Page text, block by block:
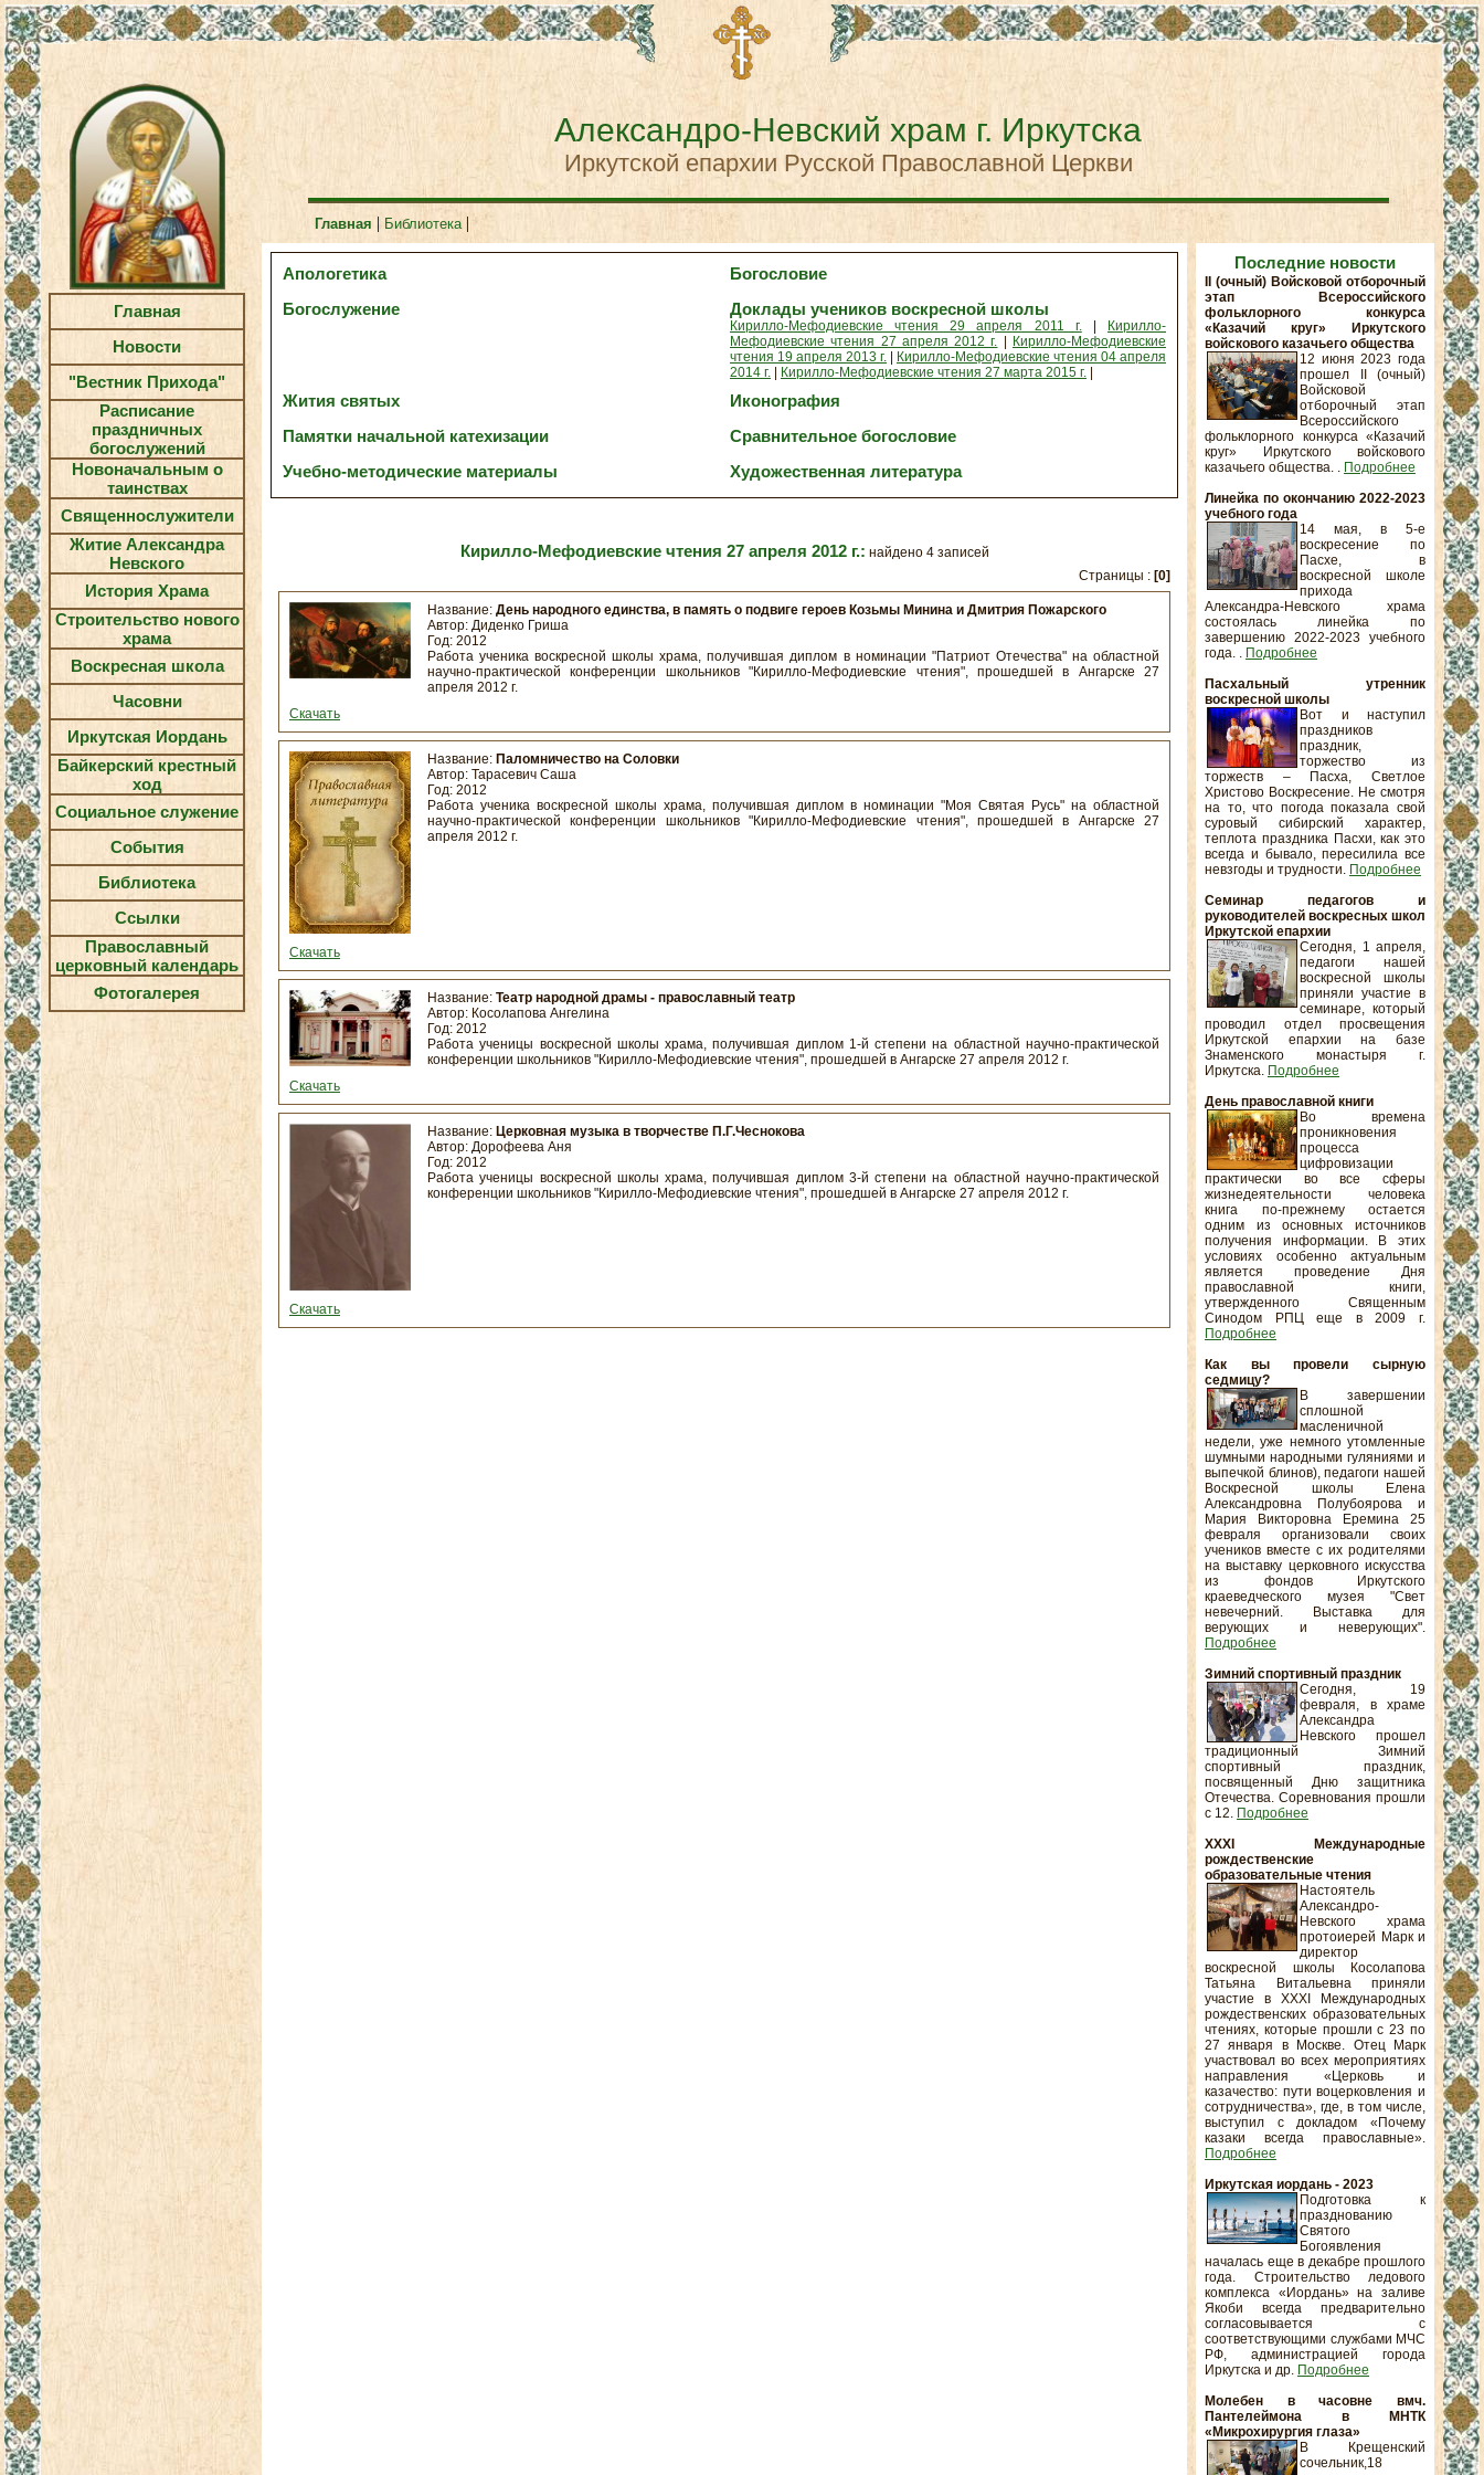
Главная
Новости
"Вестник Прихода"
Расписание
праздничных
богослужений
Новоначальным о
таинствах
Священнослужители
Житие Александра
Невского
История Храма
Строительство нового
храма
Воскресная школа
Часовни
Иркутская Иордань
Байкерский крестный
ход
Социальное служение
События
Библиотека
Ссылки
Православный
церковный календарь
Фотогалерея
Александро-Невский храм г. Иркутска
Иркутской епархии Русской Православной Церкви
Главная | Библиотека |
Апологетика
Богословие
Богослужение
Доклады учеников воскресной школы
Кирилло-Мефодиевские чтения 29 апреля 2011 г.|
Кирилло-
Мефодиевские чтения 27 апреля 2012 г.
Кирилло-Мефодиевские
чтения 19 апреля 2013 г.
Кирилло-Мефодиевские чтения 04 апреля
2014 г.
Кирилло-Мефодиевские чтения 27 марта 2015 г.
Жития святых
Иконография
Памятки начальной катехизации
Сравнительное богословие
Учебно-методические материалы
Художественная литература
Кирилло-Мефодиевские чтения 27 апреля 2012 г.: найдено 4 записей
Страницы : [0]
Название: День народного единства, в память о подвиге героев Козьмы Минина и Дмитрия Пожарского
Автор: Диденко Гриша
Год: 2012
Работа ученика воскресной школы храма, получившая диплом в номинации "Патриот Отечества" на областной
научно-практической конференции школьников "Кирилло-Мефодиевские чтения", прошедшей в Ангарске 27
апреля 2012 г.
Скачать
Название: Паломничество на Соловки
Автор: Тарасевич Саша
Год: 2012
Работа ученика воскресной школы храма, получившая диплом в номинации "Моя Святая Русь" на областной
научно-практической конференции школьников "Кирилло-Мефодиевские чтения", прошедшей в Ангарске 27
апреля 2012 г.
Скачать
Название: Театр народной драмы - православный театр
Автор: Косолапова Ангелина
Год: 2012
Работа ученицы воскресной школы храма, получившая диплом 1-й степени на областной научно-практической
конференции школьников "Кирилло-Мефодиевские чтения", прошедшей в Ангарске 27 апреля 2012 г.
Скачать
Название: Церковная музыка в творчестве П.Г.Чеснокова
Автор: Дорофеева Аня
Год: 2012
Работа ученицы воскресной школы храма, получившая диплом 3-й степени на областной научно-практической
конференции школьников "Кирилло-Мефодиевские чтения", прошедшей в Ангарске 27 апреля 2012 г.
Скачать
Последние новости
II (очный) Войсковой отборочный
этап Всероссийского
фольклорного конкурса
«Казачий круг» Иркутского
войскового казачьего общества
12 июня 2023 года
прошел II (очный)
Войсковой
отборочный этап
Всероссийского
фольклорного конкурса «Казачий
круг» Иркутского войскового
казачьего общества. . Подробнее
Линейка по окончанию 2022-2023
учебного года
14 мая, в 5-е
воскресение по
Пасхе, в
воскресной школе
прихода
Александра-Невского храма
состоялась линейка по
завершению 2022-2023 учебного
года. . Подробнее
Пасхальный утренник
воскресной школы
Вот и наступил
праздников
праздник,
торжество из
торжеств – Пасха, Светлое
Христово Воскресение. Не смотря
на то, что погода показала свой
суровый сибирский характер,
теплота праздника Пасхи, как это
всегда и бывало, пересилила все
невзгоды и трудности. Подробнее
Семинар педагогов и
руководителей воскресных школ
Иркутской епархии
Сегодня, 1 апреля,
педагоги нашей
воскресной школы
приняли участие в
семинаре, который
проводил отдел просвещения
Иркутской епархии на базе
Знаменского монастыря г.
Иркутска. Подробнее
День православной книги
Во времена
проникновения
процесса
цифровизации
практически во все сферы
жизнедеятельности человека
книга по-прежнему остается
одним из основных источников
получения информации. В этих
условиях особенно актуальным
является проведение Дня
православной книги,
утвержденного Священным
Синодом РПЦ еще в 2009 г.
Подробнее
Как вы провели сырную
седмицу?
В завершении
сплошной
масленичной
недели, уже немного утомленные
шумными народными гуляниями и
выпечкой блинов), педагоги нашей
Воскресной школы Елена
Александровна Полубоярова и
Мария Викторовна Еремина 25
февраля организовали своих
учеников вместе с их родителями
на выставку церковного искусства
из фондов Иркутского
краеведческого музея "Свет
невечерний. Выставка для
верующих и неверующих".
Подробнее
Зимний спортивный праздник
Сегодня, 19
февраля, в храме
Александра
Невского прошел
традиционный Зимний
спортивный праздник,
посвященный Дню защитника
Отечества. Соревнования прошли
с 12. Подробнее
XXXI Международные
рождественские
образовательные чтения
Настоятель
Александро-
Невского храма
протоиерей Марк и
директор
воскресной школы Косолапова
Татьяна Витальевна приняли
участие в XXXI Международных
рождественских образовательных
чтениях, которые прошли с 23 по
27 января в Москве. Отец Марк
участвовал во всех мероприятиях
направления «Церковь и
казачество: пути воцерковления и
сотрудничества», где, в том числе,
выступил с докладом «Почему
казаки всегда православные».
Подробнее
Иркутская иордань - 2023
Подготовка к
празднованию
Святого
Богоявления
началась еще в декабре прошлого
года. Строительство ледового
комплекса «Иордань» на заливе
Якоби всегда предварительно
согласовывается с
соответствующими службами МЧС
РФ, администрацией города
Иркутска и др. Подробнее
Молебен в часовне вмч.
Пантелеймона в МНТК
«Микрохирургия глаза»
В Крещенский
сочельник,18